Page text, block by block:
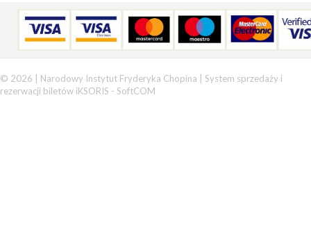
© 2026 | Narodowy Instytut Fryderyka Chopina | System sprzedaży i
rezerwacji biletów iKSORIS - SoftCOM